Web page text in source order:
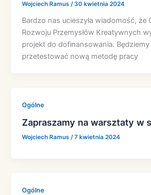
Wojciech Ramus/30 kwietnia 2024
Bardzo nas ucieszyła wiadomość, że
Rozwoju Przemysłów Kreatywnych
projekt do dofinansowania.
przetestować nową metodę pracy
Ogólne
Zapraszamy na warsztaty w
Wojciech Ramus/7 kwietnia 2024
Ogólne